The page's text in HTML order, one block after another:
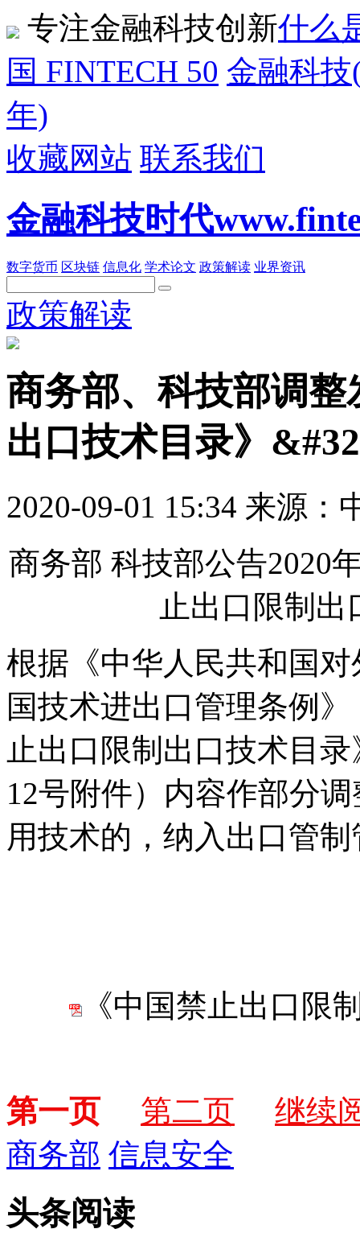
专注金融科技创新什么
国 FINTECH 50 金融科技
年)
收藏网站 联系我们
金融科技时代
数字货币 区块链 信息化 学术论文 政策解读 业界资讯
政策解读
商务部、科技部调
出口技术目录》
2020-09-01 15:34 来源：
商务部 科技部公告2020
止出口限制
根据《中华人民共和国
国技术进出口管理条例
止出口限制出口技术目
12号附件）内容作部分
用技术的，纳入出口管
《中国禁止出口限
第一页 第二页
继续
商务部 信息安全
头条阅读